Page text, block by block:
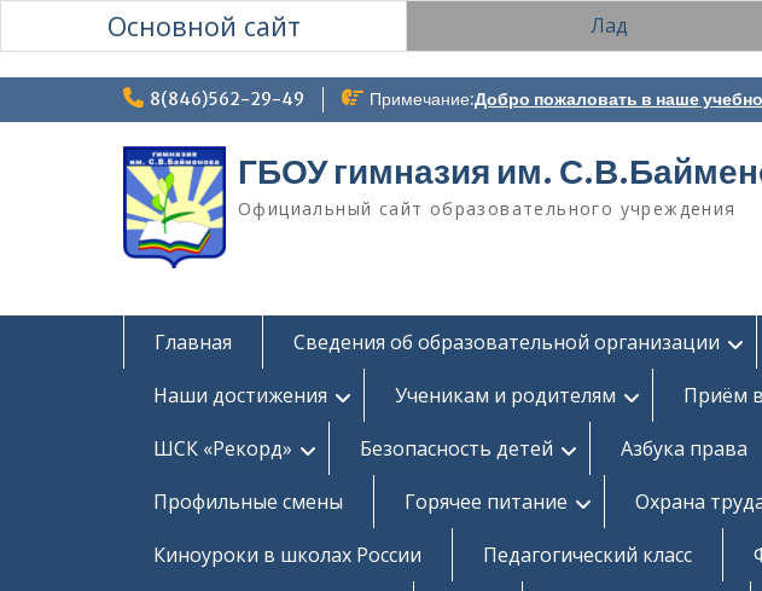
Основной сайт Лад
8(846)562-29-49 Примечание:Добро пожаловать в наше
ГБОУ гимназия им.
Официальный сайт образовательного учреждения
Главная Сведения об образовательной организации
Наши достижения
Ученикам и родителям Приём
ШСК «Рекорд»
Безопасность детей Азбука права
Профильные смены
Горячее питание Охрана
Киноуроки в школах России
Педагогический класс